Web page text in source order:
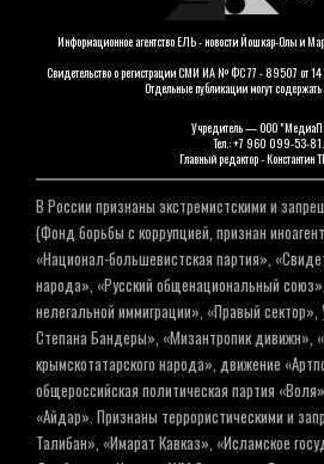
Информационное агентство ЕЛЬ - новости Йошкар-Олы и
Свидетельство о регистрации СМИ ИА № ФС 77 - 89507 от 14
Отдельные публикации могут
Учредитель — ООО
Тел.: +7 960 099-53-81.
Главный редактор - Константин
В России признаны экстремистскими и
(Фонд борьбы с коррупцией, признан
«Национал-большевистская партия»,
народа», «Русский общенациональный
нелегальной иммиграции», «Правый
Степана Бандеры», «Мизантропик дивижн»,
крымскотатарского народа», движение
общероссийская политическая партия
«Айдар». Признаны террористическими и
Талибан», «Имарат Кавказ», «Исламское